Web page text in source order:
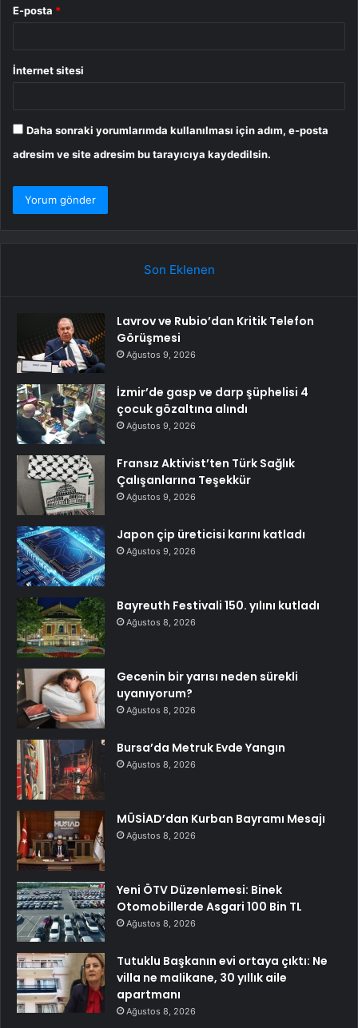
E-posta *
İnternet sitesi
Daha sonraki yorumlarımda kullanılması için adım, e-posta
adresim ve site adresim bu tarayıcıya kaydedilsin.
Son Eklenen
Lavrov ve Rubio’dan Kritik Telefon
Görüşmesi
Ağustos 9, 2026
İzmir’de gasp ve darp şüphelisi 4
çocuk gözaltına alındı
Ağustos 9, 2026
Fransız Aktivist’ten Türk Sağlık
Çalışanlarına Teşekkür
Ağustos 9, 2026
Japon çip üreticisi karını katladı
Ağustos 9, 2026
Bayreuth Festivali 150. yılını kutladı
Ağustos 8, 2026
Gecenin bir yarısı neden sürekli
uyanıyorum?
Ağustos 8, 2026
Bursa’da Metruk Evde Yangın
Ağustos 8, 2026
MÜSİAD’dan Kurban Bayramı Mesajı
Ağustos 8, 2026
Yeni ÖTV Düzenlemesi: Binek
Otomobillerde Asgari 100 Bin TL
Ağustos 8, 2026
Tutuklu Başkanın evi ortaya çıktı: Ne
villa ne malikane, 30 yıllık aile
apartmanı
Ağustos 8, 2026